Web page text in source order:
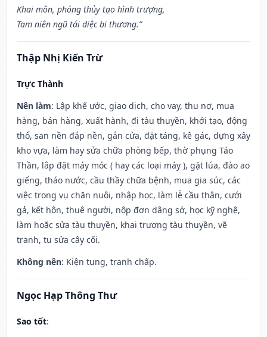
Khai môn, phóng thủy tạo hình trượng,
Tam niên ngũ tái diệc bi thương.”
Thập Nhị Kiến Trừ
Trực Thành
Nên làm: Lập khế ước, giao dịch, cho vay, thu nợ, mua
hàng, bán hàng, xuất hành, đi tàu thuyền, khởi tạo, động
thổ, san nền đắp nền, gắn cửa, đặt táng, kê gác, dựng xây
kho vựa, làm hay sửa chữa phòng bếp, thờ phụng Táo
Thần, lắp đặt máy móc ( hay các loại máy ), gặt lúa, đào ao
giếng, tháo nước, cầu thầy chữa bệnh, mua gia súc, các
việc trong vụ chăn nuôi, nhập học, làm lễ cầu thân, cưới
gả, kết hôn, thuê người, nộp đơn dâng sớ, học kỹ nghệ,
làm hoặc sửa tàu thuyền, khai trương tàu thuyền, vẽ
tranh, tu sửa cây cối.
Không nên: Kiện tụng, tranh chấp.
Ngọc Hạp Thông Thư
Sao tốt: